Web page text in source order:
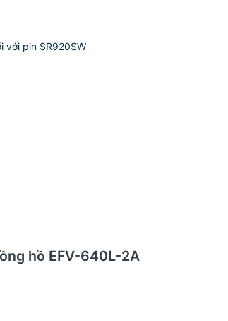
với pin SR920SW
hồ EFV-640L-2A